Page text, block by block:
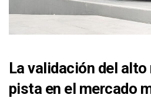
La validación del
pista en el mercado